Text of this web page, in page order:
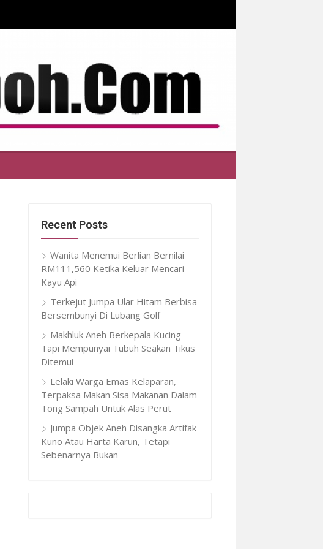
Recent Posts
Wanita Menemui Berlian Bernilai
RM111,560 Ketika Keluar Mencari
Kayu Api
Terkejut Jumpa Ular Hitam Berbisa
Bersembunyi Di Lubang Golf
Makhluk Aneh Berkepala Kucing
Tapi Mempunyai Tubuh Seakan Tikus
Ditemui
Lelaki Warga Emas Kelaparan,
Terpaksa Makan Sisa Makanan Dalam
Tong Sampah Untuk Alas Perut
Jumpa Objek Aneh Disangka Artifak
Kuno Atau Harta Karun, Tetapi
Sebenarnya Bukan